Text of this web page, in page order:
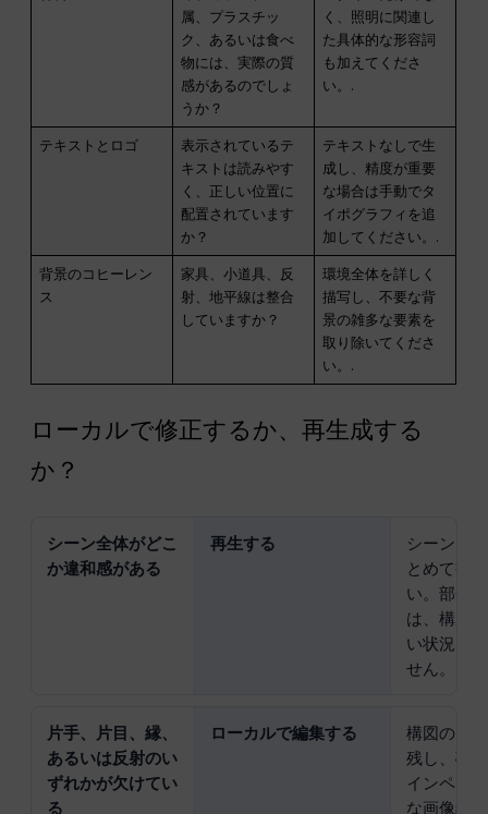
属、プラスチッ
ク、あるいは食べ
物には、実際の質
感があるのでしょ
うか？
く、照明に関連し
た具体的な形容詞
も加えてくださ
い。.
テキストとロゴ
表示されているテ
キストは読みやす
く、正しい位置に
配置されています
か？
テキストなしで生
成し、精度が重要
な場合は手動でタ
イポグラフィを追
加してください。.
背景のコヒーレン
ス
家具、小道具、反
射、地平線は整合
していますか？
環境全体を詳しく
描写し、不要な背
景の雑多な要素を
取り除いてくださ
い。.
ローカルで修正するか、再生成する
か？
シーン全体がどこ
か違和感がある
再生する
シーン、
とめて書
い。部分
は、構成
い状況を
せん。.
片手、片目、縁、
あるいは反射のい
ずれかが欠けてい
る
ローカルで編集する
構図の良
残し、破
インペイ
な画像編